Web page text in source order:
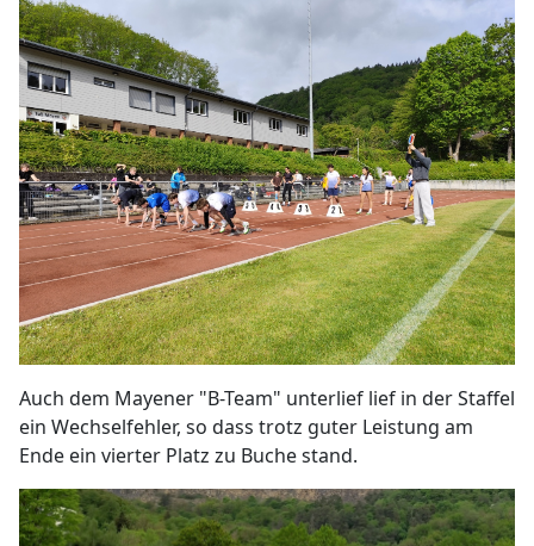
Auch dem Mayener "B-Team" unterlief lief in der Staffel
ein Wechselfehler, so dass trotz guter Leistung am
Ende ein vierter Platz zu Buche stand.